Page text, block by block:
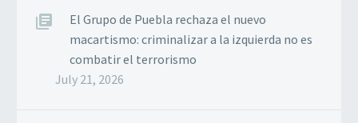
El Grupo de Puebla rechaza el nuevo
macartismo: criminalizar a la izquierda no es
combatir el terrorismo
July 21, 2026